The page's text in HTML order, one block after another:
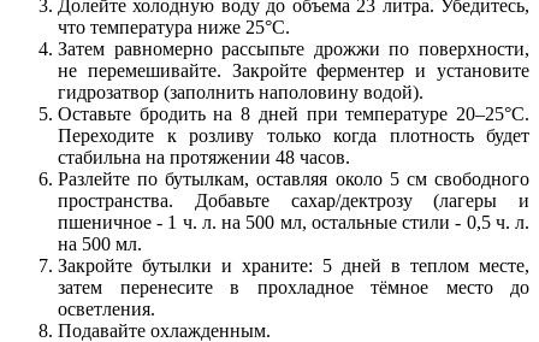
Долейте холодную воду до объема 23 литра. Убедитесь,
что температура ниже 25°C.
Затем равномерно рассыпьте дрожжи по поверхности,
не перемешивайте. Закройте ферментер и установите
гидрозатвор (заполнить наполовину водой).
Оставьте бродить на 8 дней при температуре 20–25°C.
Переходите к розливу только когда плотность будет
стабильна на протяжении 48 часов.
Разлейте по бутылкам, оставляя около 5 см свободного
пространства. Добавьте сахар/дектрозу (лагеры и
пшеничное - 1 ч. л. на 500 мл, остальные стили - 0,5 ч. л.
на 500 мл.
Закройте бутылки и храните: 5 дней в теплом месте,
затем перенесите в прохладное тёмное место до
осветления.
Подавайте охлажденным.